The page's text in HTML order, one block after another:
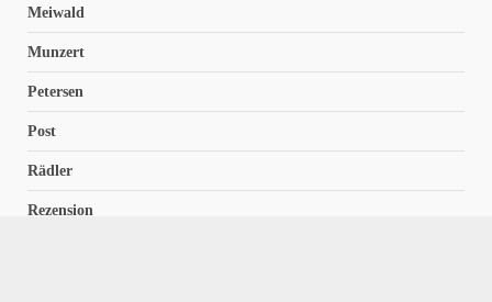
Meiwald
Munzert
Petersen
Post
Rädler
Rezension